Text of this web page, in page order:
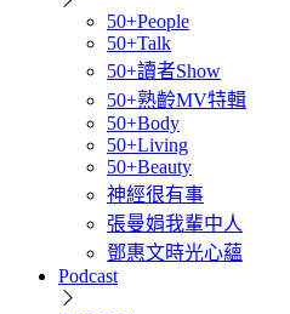
50+People
50+Talk
50+讀者Show
50+熟齡MV特輯
50+Body
50+Living
50+Beauty
神經很有事
張曼娟我輩中人
鄧惠文時光心蘊
Podcast